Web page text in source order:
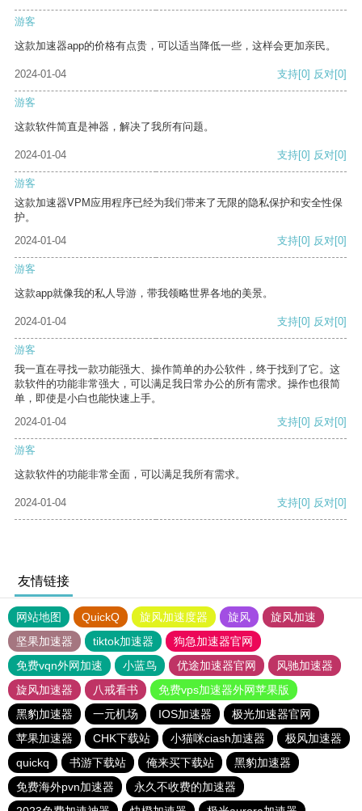
游客
这款加速器app的价格有点贵，可以适当降低一些，这样会更加亲民。
2024-01-04 支持[0] 反对[0]
游客
这款软件简直是神器，解决了我所有问题。
2024-01-04 支持[0] 反对[0]
游客
这款加速器VPM应用程序已经为我们带来了无限的隐私保护和安全性保
护。
2024-01-04
支持[0] 反对[0]
游客
这款app就像我的私人导游，带我领略世界各地的美景。
2024-01-04 支持[0] 反对[0]
游客
我一直在寻找一款功能强大、操作简单的办公软件，终于找到了它。这
款软件的功能非常强大，可以满足我日常办公的所有需求。操作也很简
单，即使是小白也能快速上手。
2024-01-04
支持[0] 反对[0]
游客
这款软件的功能非常全面，可以满足我所有需求。
2024-01-04 支持[0] 反对[0]
友情链接
网站地图 QuickQ 旋风加速度器 旋风
旋风加速
坚果加速器
tiktok加速器
狗急加速器官网
免费vqn外网加速
小蓝鸟 优途加速器官网
风驰加速器
旋风加速器
八戒看书
免费vps加速器外网苹果版
黑豹加速器
一元机场 IOS加速器
极光加速器官网
苹果加速器
CHK下载站 小猫咪ciash加速器
极风加速器
quickq
书游下载站 俺来买下载站
黑豹加速器
免费海外pvn加速器
永久不收费的加速器